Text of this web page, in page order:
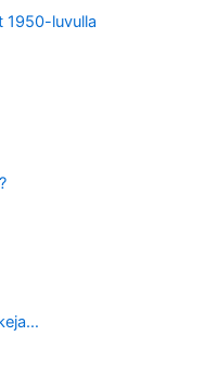
1950-luvulla